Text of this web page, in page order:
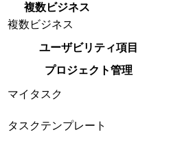
複数ビジネス
複数ビジネス
ユーザビリティ項目
プロジェクト管理
マイタスク
タスクテンプレート